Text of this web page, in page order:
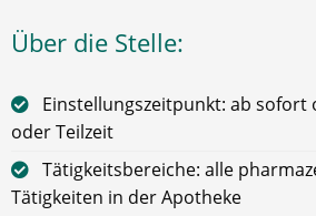
Über die Stelle:
Einstellungszeitpunkt: ab sofort
oder Teilzeit
Tätigkeitsbereiche: alle
Tätigkeiten in der Apotheke